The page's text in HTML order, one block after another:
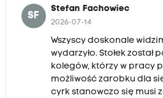
SF
Stefan Fachowiec
2026-07-14
Wszyscy doskonale
wydarzyło. Stołek został
kolegów, którzy w pracy
możliwość zarobku dla
cyrk stanowczo się musi